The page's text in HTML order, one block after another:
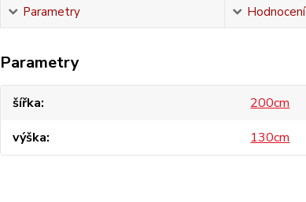
Parametry Hodnocení
Parametry
šířka
200cm
výška
130cm